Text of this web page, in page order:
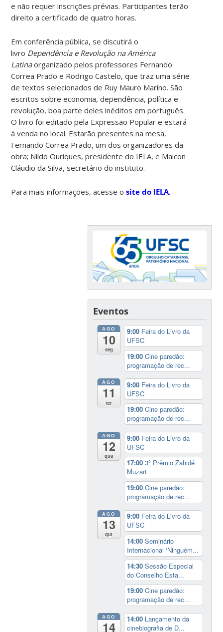
e não requer inscrições prévias. Participantes terão
direito a certificado de quatro horas.
Em conferência pública, se discutirá o
livro Dependência e Revolução na América
Latinaorganizado pelos professores Fernando
Correa Prado e Rodrigo Castelo, que traz uma série
de textos selecionados de Ruy Mauro Marino. São
escritos sobre economia, dependência, política e
revolução, boa parte deles inéditos em português.
O livro foi editado pela Expressão Popular e estará
à venda no local. Estarão presentes na mesa,
Fernando Correa Prado, um dos organizadores da
obra; Nildo Ouriques, presidente do IELA, e Maicon
Cláudio da Silva, secretário do instituto.
Para mais informações, acesse osite do IELA.
Eventos
AGO
10
seg
9:00 Feira do Livro da
UFSC
19:00Cine paredão:
programação de rec...
AGO
11
ter
9:00 Feira do Livro da
UFSC
19:00Cine paredão:
programação de rec...
AGO
12
qua
9:00 Feira do Livro da
UFSC
17:003º Prêmio Zahidé
Muzart
19:00Cine paredão:
programação de rec...
AGO
13
qui
9:00 Feira do Livro da
UFSC
14:00Seminário
Internacional ‘Ninguém...
14:30Sessão Especial
do Conselho Esta...
19:00Cine paredão:
programação de rec...
AGO
14
14:00 Lançamento da
cinebiografia de D...